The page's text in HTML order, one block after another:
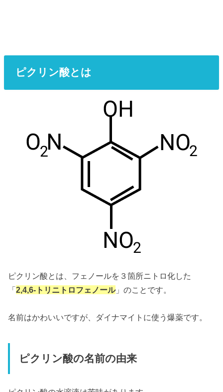
ピクリン酸とは
ピクリン酸とは、フェノールを３箇所ニトロ化した
「2,4,6-トリニトロフェノール」のことです。
名前はかわいいですが、ダイナマイトに使う爆薬です。
ピクリン酸の名前の由来